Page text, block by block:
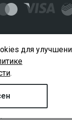
SPEIDEL в
для
.